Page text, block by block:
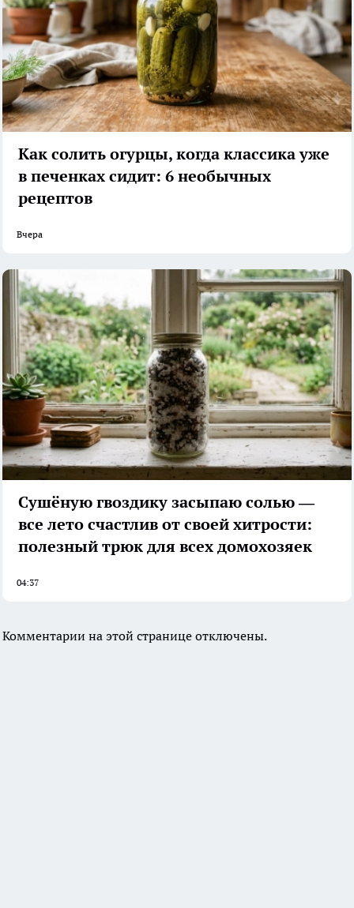
Как солить огурцы, когда классика уже
в печенках сидит: 6 необычных
рецептов
Вчера
Сушёную гвоздику засыпаю солью —
все лето счастлив от своей хитрости:
полезный трюк для всех домохозяек
04:37
Комментарии на этой странице отключены.